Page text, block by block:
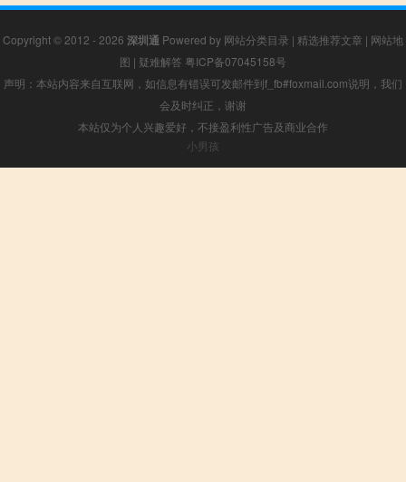
Copyright © 2012 - 2026 深圳通 Powered by 网站分类目录 | 精选推荐文章 | 网站地
图 | 疑难解答 粤ICP备07045158号
声明：本站内容来自互联网，如信息有错误可发邮件到f_fb#foxmail.com说明，我们
会及时纠正，谢谢
本站仅为个人兴趣爱好，不接盈利性广告及商业合作
小男孩